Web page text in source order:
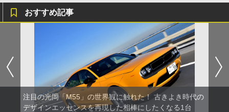
おすすめ記事
注目の光岡「M55」の世界観に触れた！ 古きよき時代の
デザインエッセンスを再現した相棒にしたくなる1台